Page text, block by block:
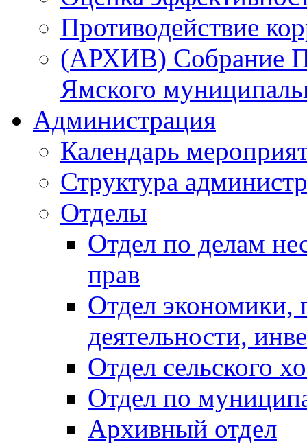
Противодействие
(АРХИВ) Собрание
Ямского
Администрация
Календарь
Структура
Отделы
Отдел по делам
прав
Отдел экономики,
деятельности,
Отдел сельского
Отдел по
Архивный отдел